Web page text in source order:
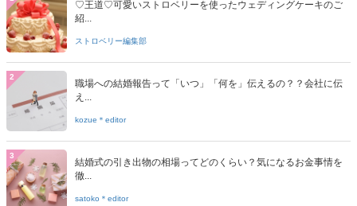
♡王道♡可愛いストロベリーを使ったウェディングケーキのご
紹...
ストロベリー編集部
2
職場への結婚報告って「いつ」「何を」伝えるの？？会社に伝
え...
kozue＊editor
3
結婚式の引き出物の相場ってどのくらい？気になるお金事情を
徹...
satoko＊editor